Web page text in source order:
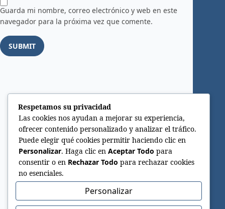
Guarda mi nombre, correo electrónico y web en este
navegador para la próxima vez que comente.
Respetamos su privacidad
Las cookies nos ayudan a mejorar su experiencia,
ofrecer contenido personalizado y analizar el tráfico.
Puede elegir qué cookies permitir haciendo clic en
Personalizar. Haga clic en Aceptar Todo para
consentir o en Rechazar Todo para rechazar cookies
no esenciales.
Personalizar